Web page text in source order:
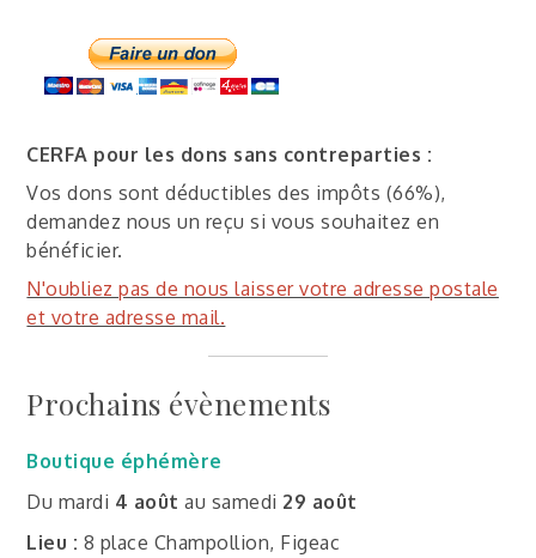
CERFA pour les dons sans contreparties :
Vos dons sont déductibles des impôts (66%),
demandez nous un reçu si vous souhaitez en
bénéficier.
N'oubliez pas de nous laisser votre adresse postale
et votre adresse mail.
Prochains évènements
Boutique éphémère
Du mardi 4 août au samedi 29 août
Lieu : 8 place Champollion, Figeac